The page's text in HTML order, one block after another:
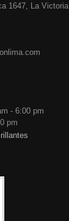
1647, La Victoria
- 6:00 pm
pm